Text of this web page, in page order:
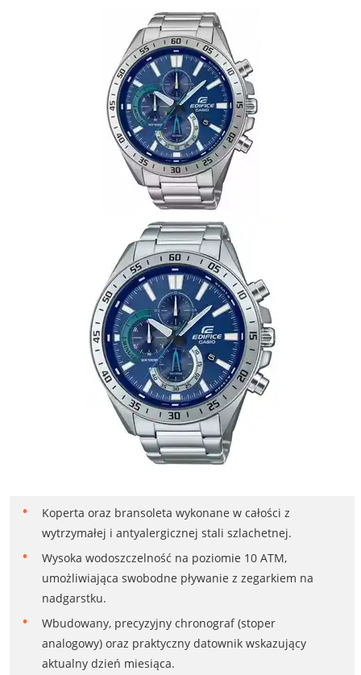
Koperta oraz bransoleta wykonane w całości z
wytrzymałej i antyalergicznej stali szlachetnej.
Wysoka wodoszczelność na poziomie 10 ATM,
umożliwiająca swobodne pływanie z zegarkiem na
nadgarstku.
Wbudowany, precyzyjny chronograf (stoper
analogowy) oraz praktyczny datownik wskazujący
aktualny dzień miesiąca.